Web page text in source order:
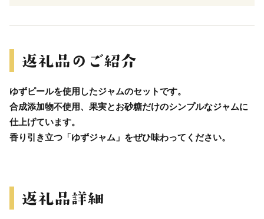
ゆずピールを使用したジャムのセットです。
合成添加物不使用、果実とお砂糖だけのシンプルなジャムに
仕上げています。
香り引き立つ「ゆずジャム」をぜひ味わってください。